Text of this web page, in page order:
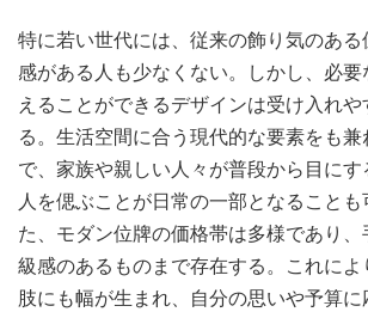
特に若い世代には、従来の飾り気のあ
感がある人も少なくない。しかし、必
えることができるデザインは受け入れ
る。生活空間に合う現代的な要素をも兼
で、家族や親しい人々が普段から目に
人を偲ぶことが日常の一部となることも
た、モダン位牌の価格帯は多様であり
級感のあるものまで存在する。これに
肢にも幅が生まれ、自分の思いや予算